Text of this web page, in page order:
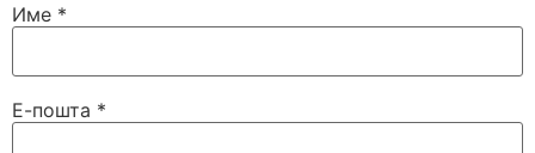
Име *
Е-пошта *